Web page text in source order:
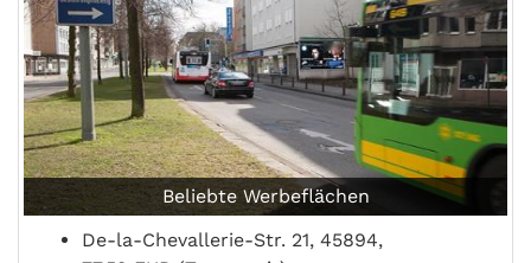
Beliebte Werbeflächen
De-la-Chevallerie-Str. 21, 45894,